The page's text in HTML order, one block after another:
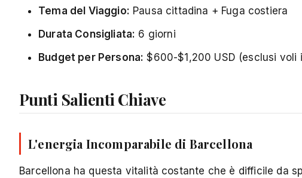
Tema del Viaggio: Pausa cittadina + Fuga costiera
Durata Consigliata: 6 giorni
Budget per Persona: $600-$1,200 USD (esclusi voli
Punti Salienti Chiave
L'energia Incomparabile di Barcellona
Barcellona ha questa vitalità costante che è difficile da